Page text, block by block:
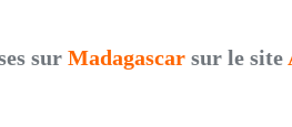
sur Madagascar sur le site